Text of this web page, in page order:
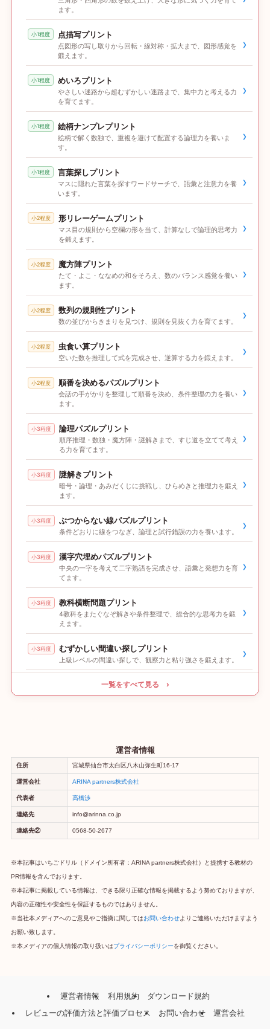
ます。
小1程度 点描写プリント
点図形の写し取りから回転・線対称・拡大まで、図形感覚を
鍛えます。
›
小1程度 めいろプリント
やさしい迷路から超むずかしい迷路まで、集中力と考える力
を育てます。
›
小1程度 絵柄ナンプレプリント
絵柄で解く数独で、重複を避けて配置する論理力を養いま
す。
›
小1程度 言葉探しプリント
マスに隠れた言葉を探すワードサーチで、語彙と注意力を養
います。
›
小2程度 形リレーゲームプリント
マス目の規則から空欄の形を当て、計算なしで論理的思考力
を鍛えます。
›
小2程度 魔方陣プリント
たて・よこ・ななめの和をそろえ、数のバランス感覚を養い
ます。
›
小2程度 数列の規則性プリント
数の並びからきまりを見つけ、規則を見抜く力を育てます。 ›
小2程度 虫食い算プリント
空いた数を推理して式を完成させ、逆算する力を鍛えます。 ›
小2程度 順番を決めるパズルプリント
会話の手がかりを整理して順番を決め、条件整理の力を養い
ます。
›
小3程度 論理パズルプリント
順序推理・数独・魔方陣・謎解きまで、すじ道を立てて考え
る力を育てます。
›
小3程度 謎解きプリント
暗号・論理・あみだくじに挑戦し、ひらめきと推理力を鍛え
ます。
›
小3程度 ぶつからない線パズルプリント
条件どおりに線をつなぎ、論理と試行錯誤の力を養います。 ›
小3程度 漢字穴埋めパズルプリント
中央の一字を考えて二字熟語を完成させ、語彙と発想力を育
てます。
›
小3程度 教科横断問題プリント
4教科をまたぐなぞ解きや条件整理で、総合的な思考力を鍛
えます。
›
小3程度 むずかしい間違い探しプリント
上級レベルの間違い探しで、観察力と粘り強さを鍛えます。 ›
一覧をすべて見る ›
運営者情報
住所 宮城県仙台市太白区八木山弥生町16-17
運営会社 ARINA partners株式会社
代表者 高橋渉
連絡先 info@arinna.co.jp
連絡先② 0568-50-2677
※本記事はいちごドリル（ドメイン所有者：ARINA partners株式会社）と提携する教材の
PR情報を含んでおります。
※本記事に掲載している情報は、できる限り正確な情報を掲載するよう努めておりますが、
内容の正確性や安全性を保証するものではありません。
※当社本メディアへのご意見やご指摘に関してはお問い合わせよりご連絡いただけますよう
お願い致します。
※本メディアの個人情報の取り扱いはプライバシーポリシーを御覧ください。
運営者情報 利用規約
ダウンロード規約
レビューの評価方法と評価プロセス
お問い合わせ 運営会社